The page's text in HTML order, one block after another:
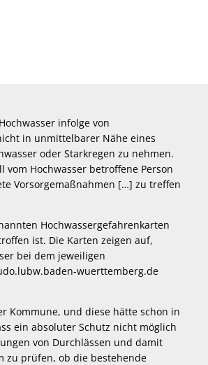
infolge von
in unmittelbarer Nähe eines
oder Starkregen zu nehmen.
vom Hochwasser betroffene Person
Vorsorgemaßnahmen […] zu treffen
Hochwassergefahrenkarten
ist. Die Karten zeigen auf,
bei dem jeweiligen
wuerttemberg.de
Kommune, und diese hätte schon in
ein absoluter Schutz nicht möglich
von Durchlässen und damit
zu prüfen, ob die bestehende